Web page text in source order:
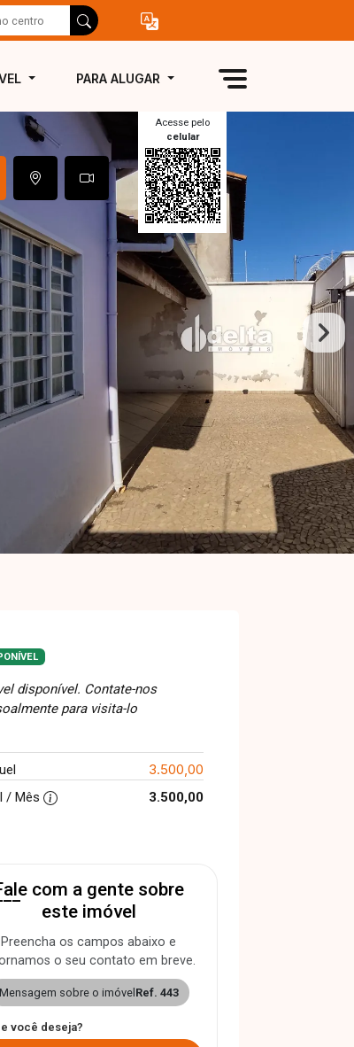
PARA ALUGAR
Acesse pelo
celular
disponível. Contate-nos
para visita-lo
3.500,00
/ Mês 3.500,00
com a gente sobre
este imóvel
Preencha os campos abaixo e
o seu contato em breve.
Mensagem sobre o imóvel Ref. 443
você deseja?